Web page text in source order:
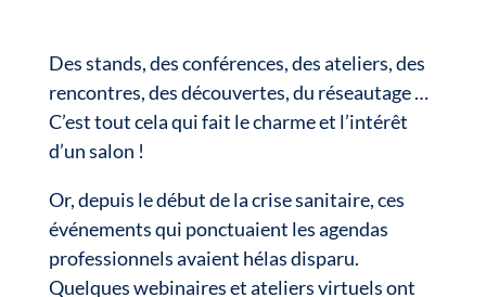
Des stands, des conférences, des ateliers, des
rencontres, des découvertes, du réseautage …
C’est tout cela qui fait le charme et l’intérêt
d’un salon !
Or, depuis le début de la crise sanitaire, ces
événements qui ponctuaient les agendas
professionnels avaient hélas disparu.
Quelques webinaires et ateliers virtuels ont